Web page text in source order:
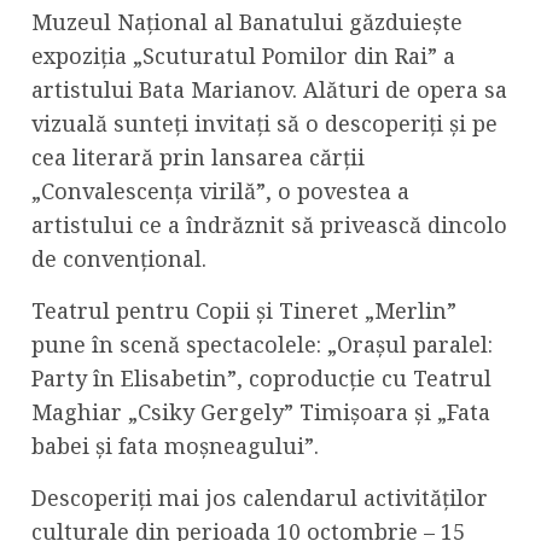
Muzeul Național al Banatului găzduiește
expoziția „Scuturatul Pomilor din Rai” a
artistului Bata Marianov. Alături de opera sa
vizuală sunteți invitați să o descoperiți și pe
cea literară prin lansarea cărții
„Convalescența virilă”, o povestea a
artistului ce a îndrăznit să privească dincolo
de convențional.
Teatrul pentru Copii și Tineret „Merlin”
pune în scenă spectacolele: „Orașul paralel:
Party în Elisabetin”, coproducție cu Teatrul
Maghiar „Csiky Gergely” Timișoara și „Fata
babei și fata moșneagului”.
Descoperiți mai jos calendarul activităților
culturale din perioada 10 octombrie – 15